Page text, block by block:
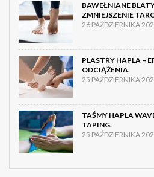
BAWEŁNIANE
ZMNIEJSZENIE
26 PAŹDZIERNIKA
PLASTRY HAPLA –
ODCIĄŻENIA.
25 PAŹDZIERNIKA
TAŚMY HAPLA
TAPING.
25 PAŹDZIERNIKA